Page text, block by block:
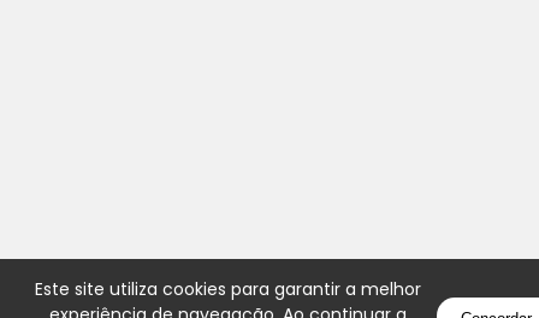
Este site utiliza cookies para garantir a melhor